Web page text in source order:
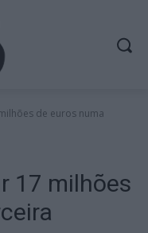
de euros numa
17 milhões